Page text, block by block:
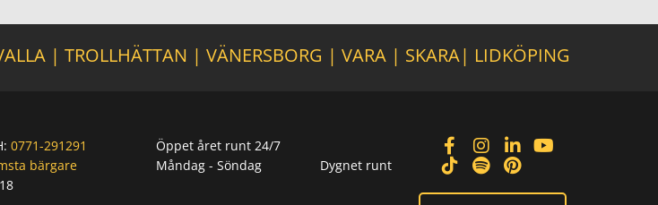
| TROLLHÄTTAN | VÄNERSBORG | VARA | SKARA| LIDKÖPING
0771-291291
bärgare
Öppet året runt 24/7
Måndag - Söndag
Dygnet runt